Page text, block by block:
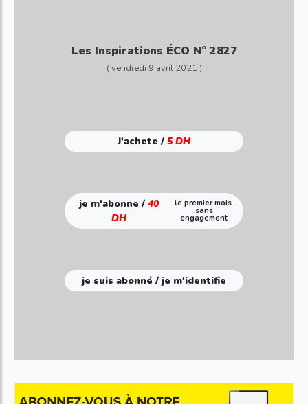
Les Inspirations ÉCO N° 2827
( vendredi 9 avril 2021 )
J'achete / 5 DH
je m'abonne /40
DH
le premier mois
sans
engagement
je suis abonné / je m'identifie